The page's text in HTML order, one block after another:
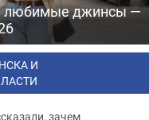
любимые джинсы —
И
зачем